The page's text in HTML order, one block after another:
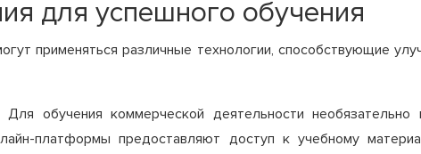
для успешного обучения
применяться различные технологии, способствующие
обучения коммерческой деятельности необязательно
платформы предоставляют доступ к учебному